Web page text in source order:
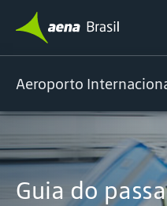
Aeroporto
Guia do